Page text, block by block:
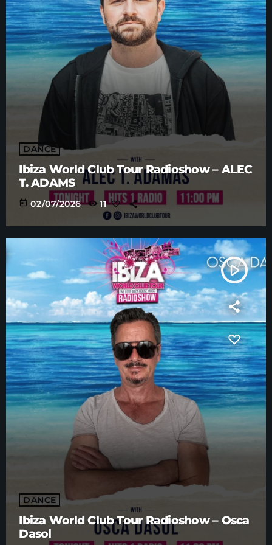
DANCE
Ibiza World Club Tour Radioshow – ALEC
T. ADAMS
today 02/07/2026 11
play_arrow
DANCE
Ibiza World Club Tour Radioshow – Osca
Dasol